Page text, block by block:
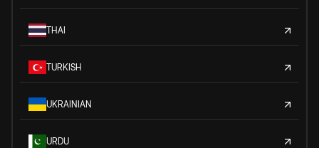
THAI
TURKISH
UKRAINIAN
URDU